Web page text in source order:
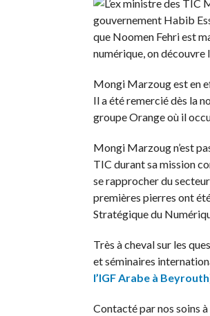
gouvernement Habib
que Noomen Fehri est
numérique, on découvre
Mongi Marzoug est en
Il a été remercié dès la
groupe Orange où il
Mongi Marzoug n’est
TIC durant sa mission
se rapprocher du
premières pierres ont
Stratégique du
Très à cheval sur les
et séminaires
l’IGF Arabe à Beyrouth
Contacté par nos soins